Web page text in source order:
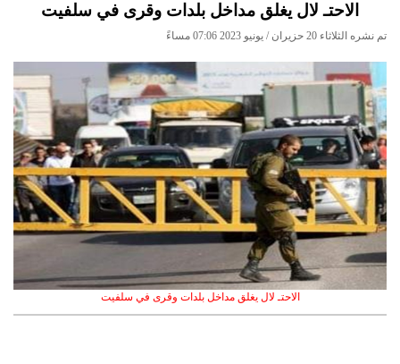
الاحتـ لال يغلق مداخل بلدات وقرى في سلفيت
تم نشره الثلاثاء 20 حزيران / يونيو 2023 07:06 مساءً
الاحتـ لال يغلق مداخل بلدات وقرى في سلفيت